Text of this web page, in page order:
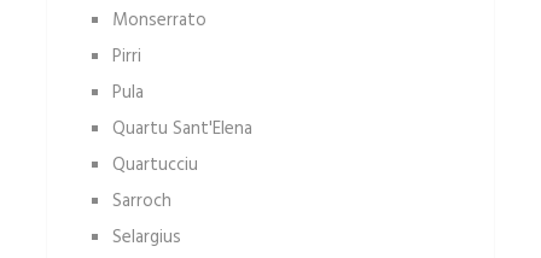
Monserrato
Pirri
Pula
Quartu Sant'Elena
Quartucciu
Sarroch
Selargius